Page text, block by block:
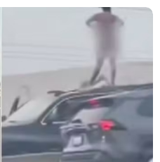
surpresos ao ver
um SUV, depois que a
por violação de
Enriquez, foi
resistência à prisão
expressou sua
do SUV e se despindo.
de múltiplas infrações
destinadas a veículos
o